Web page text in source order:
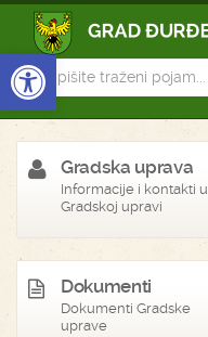
Open toolbar
Gradska uprava
Informacije i kontakti u
Gradskoj upravi
Dokumenti
Dokumenti Gradske
uprave